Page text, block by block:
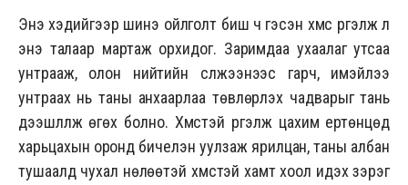
Энэ хэдийгээр шинэ ойлголт биш ч гэсэн хүмүүс үргэлж л
энэ талаар мартаж орхидог. Заримдаа ухаалаг утсаа
унтрааж, олон нийтийн сүлжээнээс гарч, имэйлээ
унтраах нь таны анхаарлаа төвлөрүүлэх чадварыг тань
дээшлүүлж өгөх болно. Хүмүүстэй үргэлж цахим ертөнцөд
харьцахын оронд бичелэн уулзаж ярилцан, таны албан
тушаалд чухал нөлөөтэй хүмүүстэй хамт хоол идэх зэрэг